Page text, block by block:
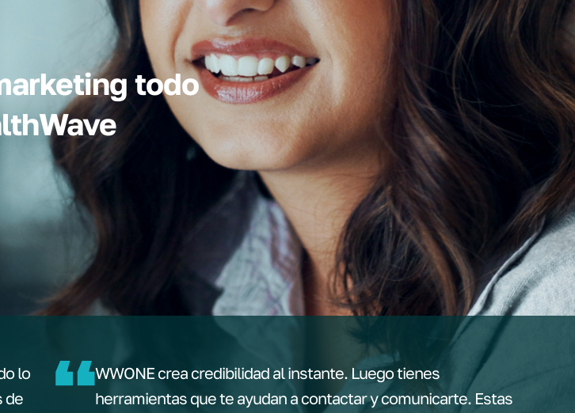
todo
lo
de
WWONE crea credibilidad al instante. Luego tienes
herramientas que te ayudan a contactar y comunicarte. Estas